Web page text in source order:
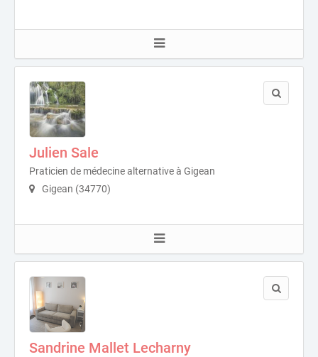
Julien Sale
Praticien de médecine alternative à Gigean
Gigean (34770)
Sandrine Mallet Lecharny